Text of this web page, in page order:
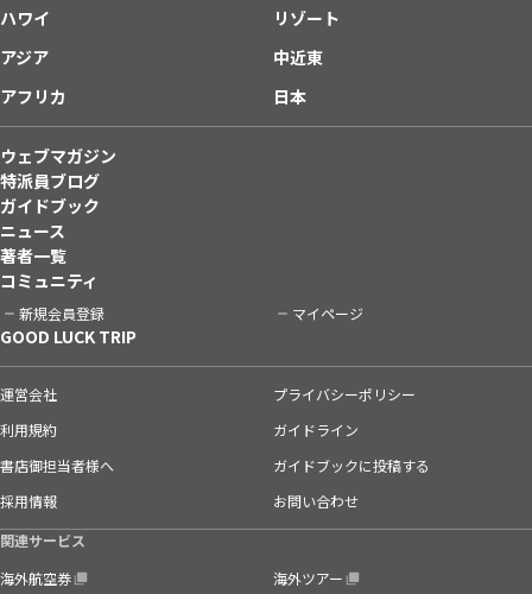
ハワイ
リゾート
アジア
中近東
アフリカ
日本
ウェブマガジン
特派員ブログ
ガイドブック
ニュース
著者一覧
コミュニティ
新規会員登録 マイページ
GOOD LUCK TRIP
運営会社
プライバシーポリシー
利用規約
ガイドライン
書店御担当者様へ
ガイドブックに投稿する
採用情報
お問い合わせ
関連サービス
海外航空券
海外ツアー